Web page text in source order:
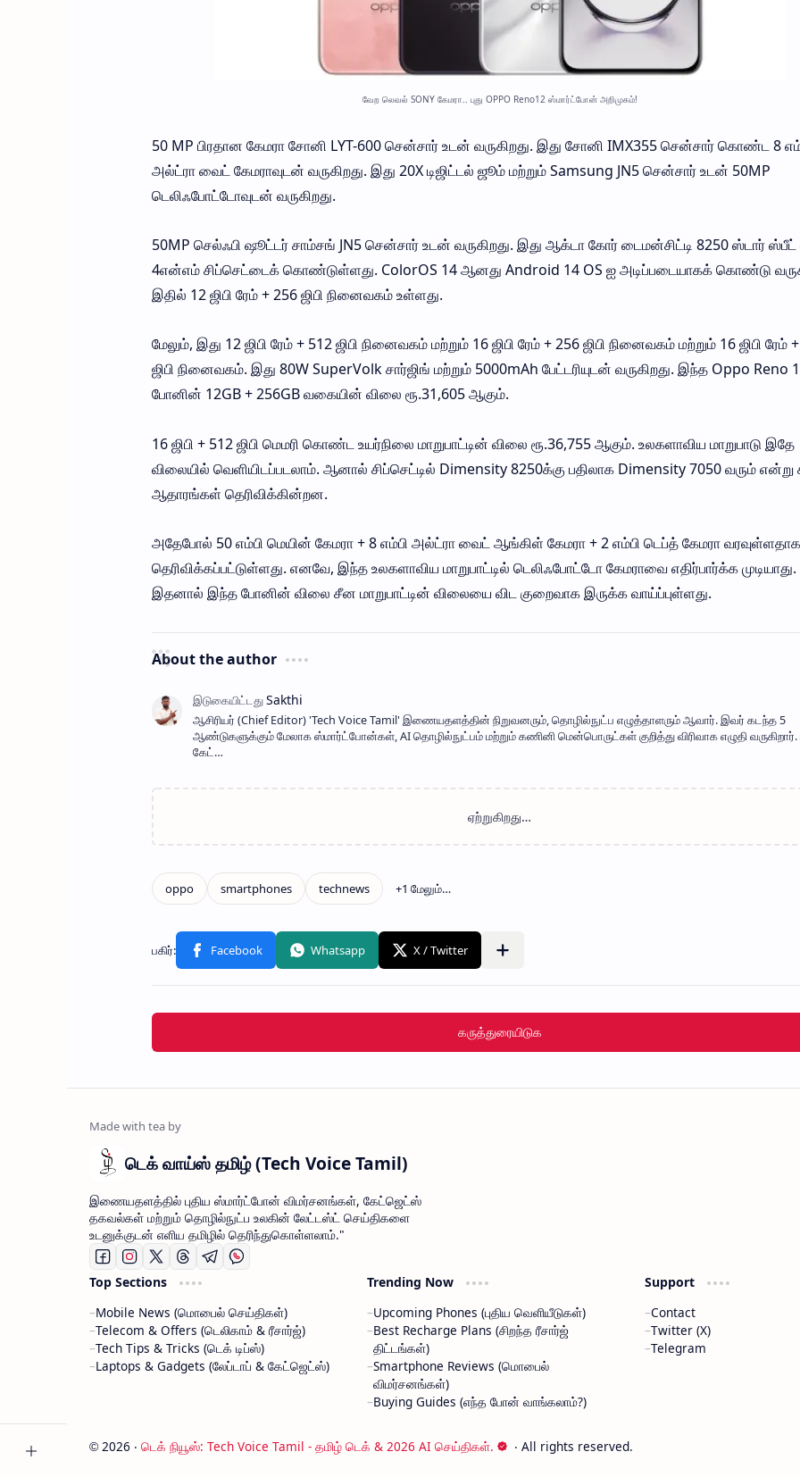
வேற லெவல் SONY கேமரா.. புது OPPO Reno12 ஸ்மார்ட்போன் அறிமுகம்!
50 MP பிரதான கேமரா சோனி LYT-600 சென்சார் உடன் வருகிறது. இது சோனி IMX355 சென்சார் கொண்ட 8
அல்ட்ரா வைட் கேமராவுடன் வருகிறது. இது 20X டிஜிட்டல் ஜூம் மற்றும் Samsung JN5 சென்சார் உடன் 50MP
டெலிஃபோட்டோவுடன் வருகிறது.
50MP செல்ஃபி ஷூட்டர் சாம்சங் JN5 சென்சார் உடன் வருகிறது. இது ஆக்டா கோர் டைமன்சிட்டி 8250 ஸ்டார்
4என்எம் சிப்செட்டைக் கொண்டுள்ளது. ColorOS 14 ஆனது Android 14 OS ஐ அடிப்படையாகக் கொண்டு
இதில் 12 ஜிபி ரேம் + 256 ஜிபி நினைவகம் உள்ளது.
மேலும், இது 12 ஜிபி ரேம் + 512 ஜிபி நினைவகம் மற்றும் 16 ஜிபி ரேம் + 256 ஜிபி நினைவகம் மற்றும் 16 ஜிபி ரேம்
ஜிபி நினைவகம். இது 80W SuperVolk சார்ஜிங் மற்றும் 5000mAh பேட்டரியுடன் வருகிறது. இந்த Oppo Reno
போனின் 12GB + 256GB வகையின் விலை ரூ.31,605 ஆகும்.
16 ஜிபி + 512 ஜிபி மெமரி கொண்ட உயர்நிலை மாறுபாட்டின் விலை ரூ.36,755 ஆகும். உலகளாவிய மாறுபாடு இதே
விலையில் வெளியிடப்படலாம். ஆனால் சிப்செட்டில் Dimensity 8250க்கு பதிலாக Dimensity 7050 வரும்
ஆதாரங்கள் தெரிவிக்கின்றன.
அதேபோல் 50 எம்பி மெயின் கேமரா + 8 எம்பி அல்ட்ரா வைட் ஆங்கிள் கேமரா + 2 எம்பி டெப்த் கேமரா வரவுள்ளதாக
தெரிவிக்கப்பட்டுள்ளது. எனவே, இந்த உலகளாவிய மாறுபாட்டில் டெலிஃபோட்டோ கேமராவை எதிர்பார்க்க முடியாது.
இதனால் இந்த போனின் விலை சீன மாறுபாட்டின் விலையை விட குறைவாக இருக்க வாய்ப்புள்ளது.
About the author
ஆசிரியர் (Chief Editor) ​'Tech Voice Tamil' இணையதளத்தின் நிறுவனரும், தொழில்நுட்ப எழுத்தாளரும் ஆவார். இவர் கடந்த 5
ஆண்டுகளுக்கும் மேலாக ஸ்மார்ட்போன்கள், AI தொழில்நுட்பம் மற்றும் கணினி மென்பொருட்கள் குறித்து விரிவாக எழுதி வருகிறார்.
கேட்…
கருத்துரையிடுக
டெக் வாய்ஸ் தமிழ் (Tech Voice Tamil)
இணையதளத்தில் புதிய ஸ்மார்ட்போன் விமர்சனங்கள், கேட்ஜெட்ஸ்
தகவல்கள் மற்றும் தொழில்நுட்ப உலகின் லேட்டஸ்ட் செய்திகளை
உடனுக்குடன் எளிய தமிழில் தெரிந்துகொள்ளலாம்."
Top Sections
Mobile News (மொபைல் செய்திகள்)
Telecom & Offers (டெலிகாம் & ரீசார்ஜ்)
Tech Tips & Tricks (டெக் டிப்ஸ்)
Laptops & Gadgets (லேப்டாப் & கேட்ஜெட்ஸ்)
Trending Now
Upcoming Phones (புதிய வெளியீடுகள்)
Best Recharge Plans (சிறந்த ரீசார்ஜ்
திட்டங்கள்)
Smartphone Reviews (மொபைல்
விமர்சனங்கள்)
Buying Guides (எந்த போன் வாங்கலாம்?)
Support
Contact
Twitter (X)
Telegram
© 2026 ‧ டெக் நியூஸ்: Tech Voice Tamil - தமிழ் டெக் & 2026 AI செய்திகள். ‧ All rights reserved.